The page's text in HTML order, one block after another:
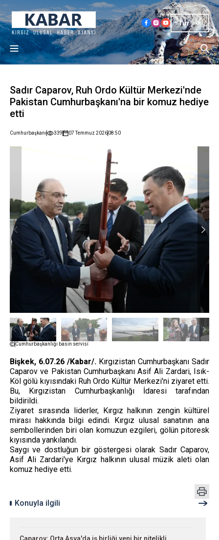
Tur
Sadır Caparov, Ruh Ordo Kültür Merkezi'nde
Pakistan Cumhurbaşkanı'na bir komuz hediye
etti
Cumhurbaşkanı 339 07 Temmuz 202608:50
Cumhurbaşkanlığı basın servisi
Bişkek, 6.07.26 /Kabar/. Kırgızistan Cumhurbaşkanı Sadır
Caparov ve Pakistan Cumhurbaşkanı Asif Ali Zardari, Isık-
Köl gölü kıyısındaki Ruh Ordo Kültür Merkezi'ni ziyaret etti.
Bu, Kırgızistan Cumhurbaşkanlığı İdaresi tarafından
bildirildi.
Ziyaret sırasında liderler, Kırgız halkının zengin kültürel
mirası hakkında bilgi edindi. Kırgız ulusal sanatının ana
sembollerinden biri olan komuzun ezgileri, gölün pitoresk
kıyısında yankılandı.
Saygı ve dostluğun bir göstergesi olarak Sadır Caparov,
Asif Ali Zardari'ye Kırgız halkının ulusal müzik aleti olan
komuz hediye etti.
Konuyla ilgili